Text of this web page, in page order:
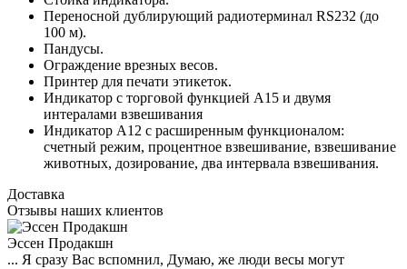
Переносной дублирующий радиотерминал RS232 (до
100 м).
Пандусы.
Ограждение врезных весов.
Принтер для печати этикеток.
Индикатор с торговой функцией А15 и двумя
интералами взвешивания
Индикатор А12 с расширенным функционалом:
счетный режим, процентное взвешивание, взвешивание
животных, дозирование, два интервала взвешивания.
Доставка
Отзывы наших клиентов
Эссен Продакшн
... Я сразу Вас вспомнил, Думаю, же люди весы могут